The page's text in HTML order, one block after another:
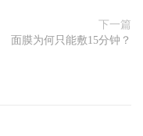
下一篇
面膜为何只能敷15分钟？